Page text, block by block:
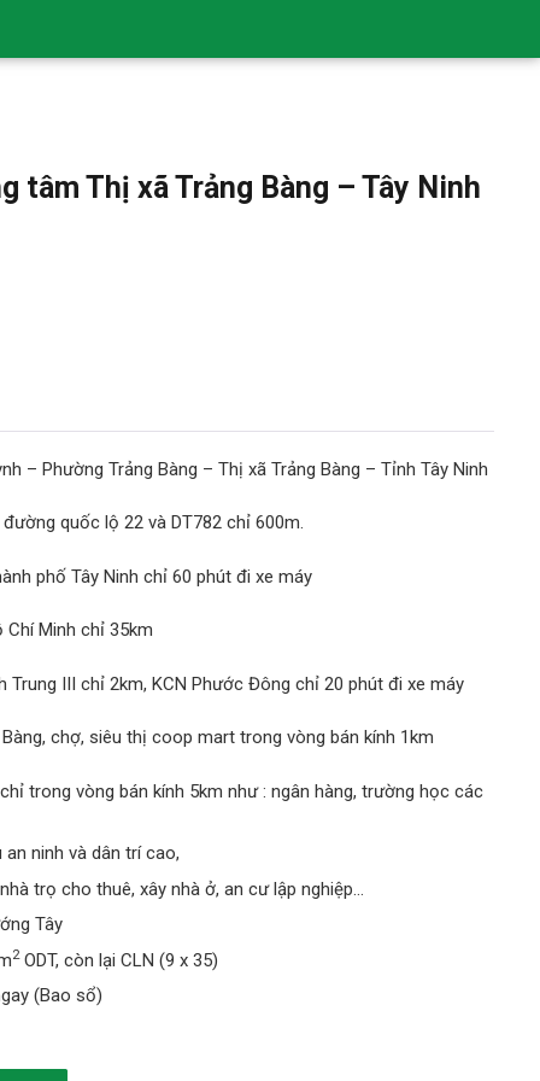
tâm Thị xã Trảng Bàng – Tây Ninh
– Phường Trảng Bàng – Thị xã Trảng Bàng – Tỉnh Tây Ninh
quốc lộ 22 và DT782 chỉ 600m.
phố Tây Ninh chỉ 60 phút đi xe máy
Minh chỉ 35km
Trung III chỉ 2km, KCN Phước Đông chỉ 20 phút đi xe máy
chợ, siêu thị coop mart trong vòng bán kính 1km
trong vòng bán kính 5km như : ngân hàng, trường học các
ninh và dân trí cao,
trọ cho thuê, xây nhà ở, an cư lập nghiệp…
Tây
2ODT, còn lại CLN (9 x 35)
(Bao sổ)